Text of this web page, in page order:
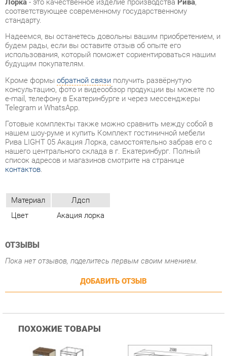
использования, который поможет сориентироваться нашим
будущим покупателям.
Кроме формы
консультацию, фото и видеообзор продукции вы можете по
e-mail, телефону в Екатеринбурге и через мессенджеры
Telegram и WhatsApp.
Готовые комплекты также можно сравнить между собой в
нашем шоу-руме и купить Комплект гостиничной мебели
Рива LIGHT 05 Акация Лорка, самостоятельно забрав его с
нашего центрального склада в г. Екатеринбург. Полный
список адресов и магазинов смотрите на странице
контактов.
Материал Лдсп
Цвет Акация лорка
Пока нет отзывов, поделитесь первым своим мнением.
ДОБАВИТЬ ОТЗЫВ
ПОХОЖИЕ ТОВАРЫ